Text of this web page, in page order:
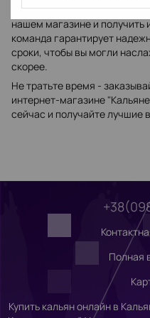
проживания, вы можете
нашем магазине и получить
команда гарантирует
сроки, чтобы вы могли
скорее.
Не тратьте время -
интернет-магазине
сейчас и получайте лучшие
Полная
Купить кальян онлайн в